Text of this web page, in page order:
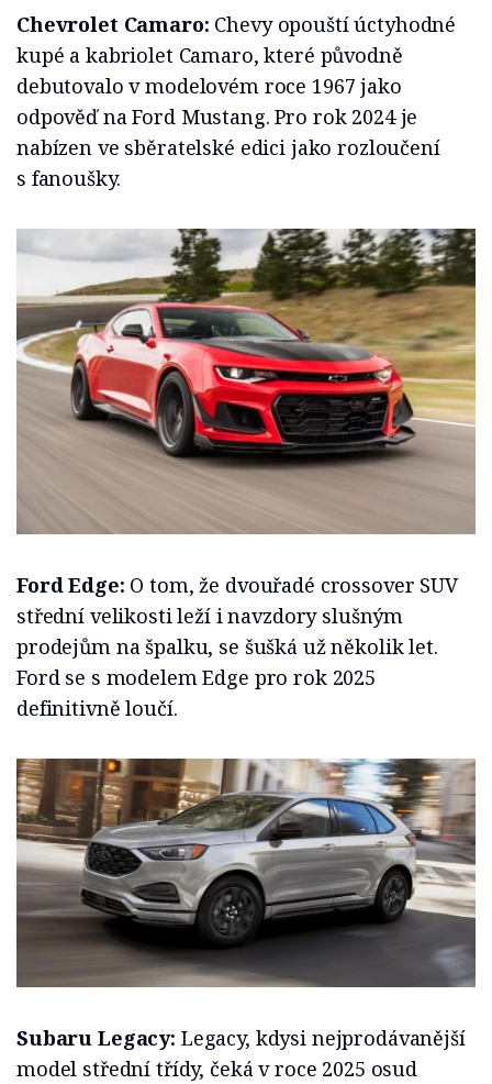
Chevrolet Camaro: Chevy opouští úctyhodné
kupé a kabriolet Camaro, které původně
debutovalo v modelovém roce 1967 jako
odpověď na Ford Mustang. Pro rok 2024 je
nabízen ve sběratelské edici jako rozloučení
s fanoušky.
Ford Edge: O tom, že dvouřadé crossover SUV
střední velikosti leží i navzdory slušným
prodejům na špalku, se šušká už několik let.
Ford se s modelem Edge pro rok 2025
definitivně loučí.
Subaru Legacy: Legacy, kdysi nejprodávanější
model střední třídy, čeká v roce 2025 osud